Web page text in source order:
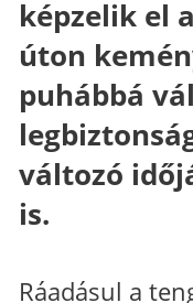
képzelik el
úton
puhábbá
változó
is.
Ráadásul a